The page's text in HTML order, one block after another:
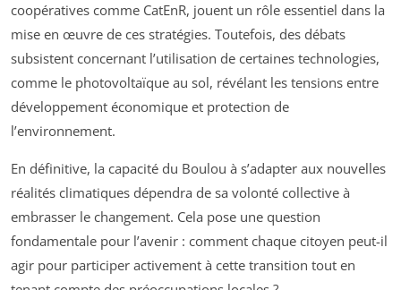
coopératives comme CatEnR, jouent un rôle essentiel dans la
mise en œuvre de ces stratégies. Toutefois, des débats
subsistent concernant l’utilisation de certaines technologies,
comme le photovoltaïque au sol, révélant les tensions entre
développement économique et protection de
l’environnement.
En définitive, la capacité du Boulou à s’adapter aux nouvelles
réalités climatiques dépendra de sa volonté collective à
embrasser le changement. Cela pose une question
fondamentale pour l’avenir : comment chaque citoyen peut-il
agir pour participer activement à cette transition tout en